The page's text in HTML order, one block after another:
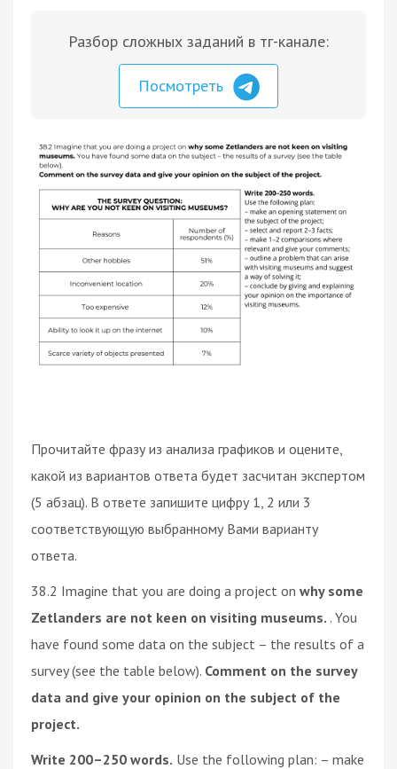
Разбор сложных заданий в тг-канале:
Посмотреть
Прочитайте фразу из анализа графиков и оцените,
какой из вариантов ответа будет засчитан экспертом
(5 абзац). В ответе запишите цифру 1, 2 или 3
соответствующую выбранному Вами варианту
ответа.
38.2 Imagine that you are doing a project on why some
Zetlanders are not keen on visiting museums. . You
have found some data on the subject – the results of a
survey (see the table below). Comment on the survey
data and give your opinion on the subject of the
project.
Write 200–250 words. Use the following plan: – make